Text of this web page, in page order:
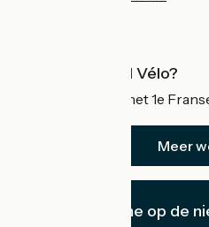
Wat is Accueil Vélo?
Accueil Vélo is het 1e
Meer
Ik abonneer me op de